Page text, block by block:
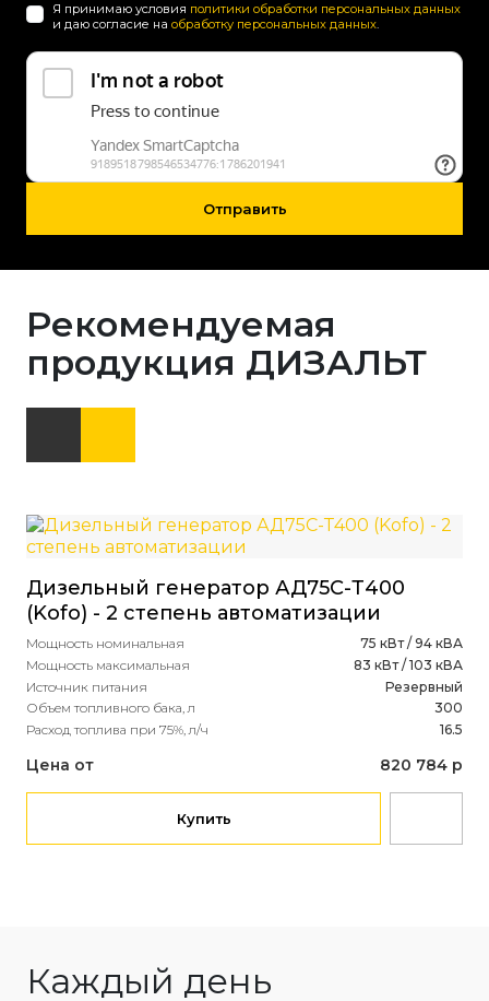
Я принимаю условия политики обработки персональных данных
и даю согласие на обработку персональных данных.
Отправить
Рекомендуемая
продукция ДИЗАЛЬТ
Дизельный генератор АД75С-Т400
(Kofo) - 2 степень автоматизации
Мощность номинальная
75 кВт / 94 кВА
Мощность максимальная
83 кВт / 103 кВА
Источник питания
Резервный
Объем топливного бака, л
300
Расход топлива при 75%, л/ч
16.5
Цена от 820 784 р
Купить
Каждый день